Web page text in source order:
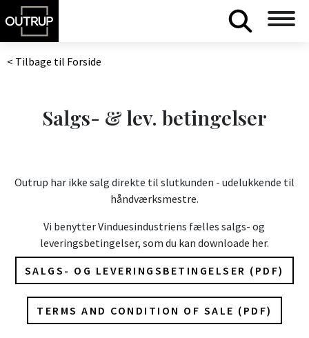
< Tilbage til Forside
Salgs- & lev. betingelser
Outrup har ikke salg direkte til slutkunden - udelukkende til
håndværksmestre.
Vi benytter Vinduesindustriens fælles salgs- og
leveringsbetingelser, som du kan downloade her.
SALGS- OG LEVERINGSBETINGELSER (PDF)
TERMS AND CONDITION OF SALE (PDF)